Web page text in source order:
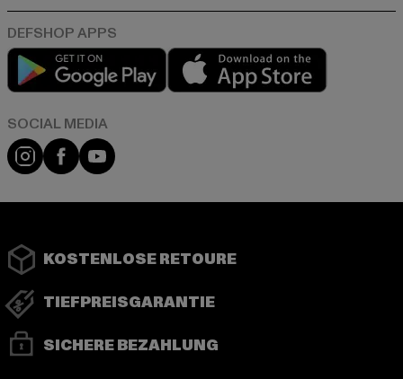
Play market
Instagram
FacebookYouTube
KOSTENLOSE RETOURE
TIEFPREISGARANTIE
SICHERE BEZAHLUNG